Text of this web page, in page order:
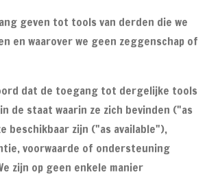
geven tot tools van derden die we
en waarover we geen zeggenschap of
dat de toegang tot dergelijke tools
de staat waarin ze zich bevinden ("as
beschikbaar zijn ("as available"),
voorwaarde of ondersteuning
zijn op geen enkele manier